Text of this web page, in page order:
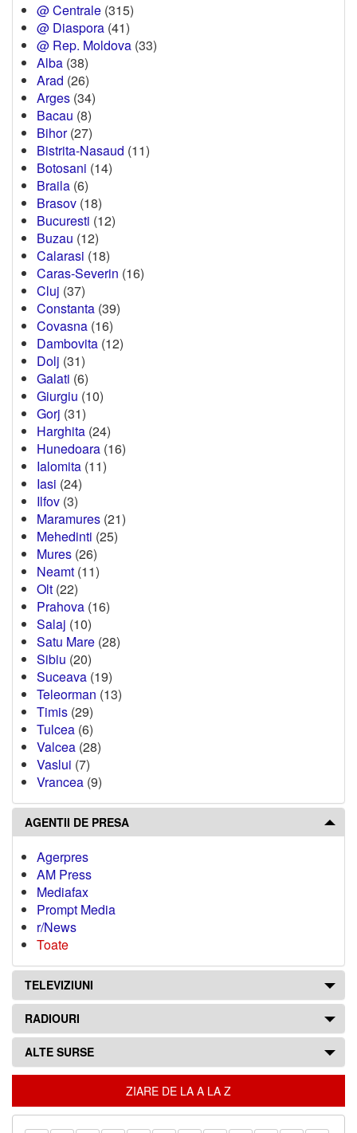
@ Centrale (315)
@ Diaspora (41)
@ Rep. Moldova (33)
Alba (38)
Arad (26)
Arges (34)
Bacau (8)
Bihor(27)
Bistrita-Nasaud (11)
Botosani (14)
Braila (6)
Brasov (18)
Bucuresti (12)
Buzau (12)
Calarasi (18)
Caras-Severin (16)
Cluj (37)
Constanta (39)
Covasna (16)
Dambovita (12)
Dolj (31)
Galati (6)
Giurgiu (10)
Gorj (31)
Harghita (24)
Hunedoara (16)
Ialomita (11)
Iasi (24)
Ilfov (3)
Maramures (21)
Mehedinti (25)
Mures (26)
Neamt (11)
Olt (22)
Prahova (16)
Salaj (10)
Satu Mare (28)
Sibiu (20)
Suceava (19)
Teleorman (13)
Timis (29)
Tulcea (6)
Valcea (28)
Vaslui (7)
Vrancea (9)
AGENTII DE PRESA
Agerpres
AM Press
Mediafax
Prompt Media
r/News
Toate
TELEVIZIUNI
RADIOURI
ALTE SURSE
ZIARE DE LA A LA Z